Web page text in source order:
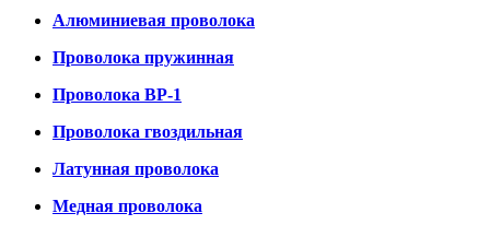
Алюминиевая проволока
Проволока пружинная
Проволока ВР-1
Проволока гвоздильная
Латунная проволока
Медная проволока